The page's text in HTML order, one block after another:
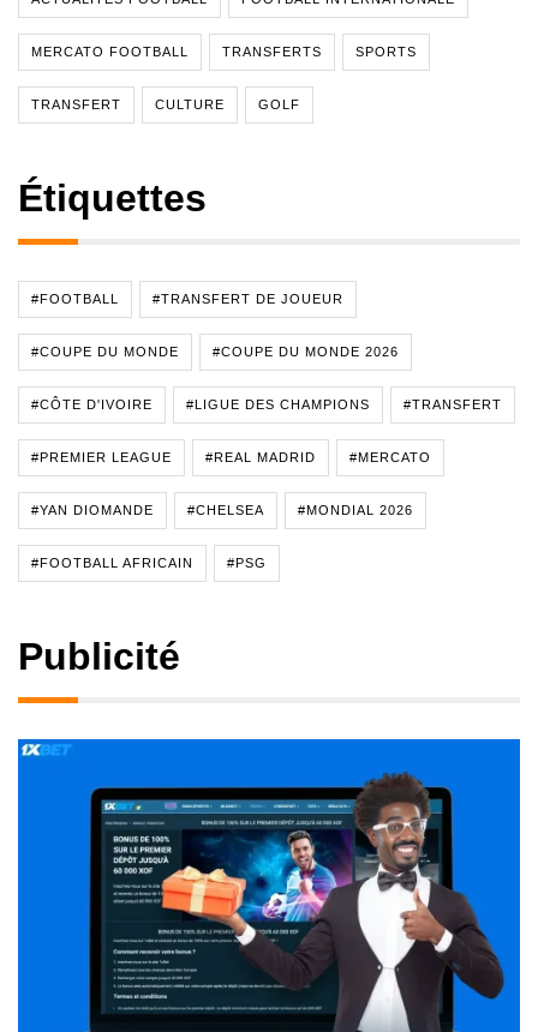
MERCATO FOOTBALL TRANSFERTS SPORTS
TRANSFERT CULTURE GOLF
Étiquettes
#FOOTBALL #TRANSFERT DE JOUEUR
#COUPE DU MONDE #COUPE DU MONDE 2026
#CÔTE D'IVOIRE #LIGUE DES CHAMPIONS #TRANSFERT
#PREMIER LEAGUE #REAL MADRID #MERCATO
#YAN DIOMANDE #CHELSEA #MONDIAL 2026
#FOOTBALL AFRICAIN #PSG
Publicité